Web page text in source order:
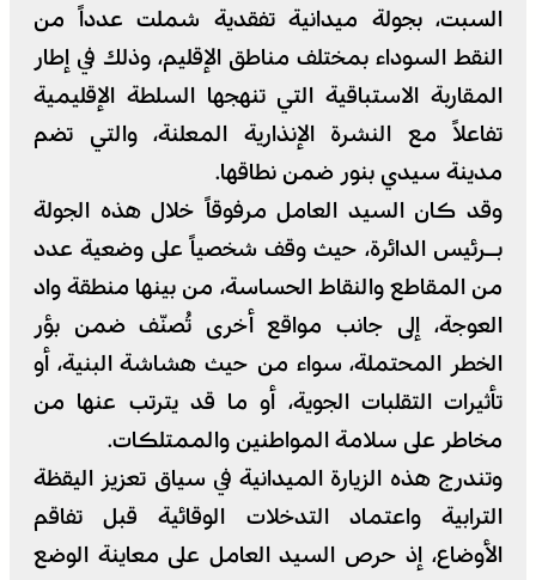
السبت، بجولة ميدانية تفقدية شملت عدداً من
النقط السوداء بمختلف مناطق الإقليم، وذلك في إطار
المقاربة الاستباقية التي تنهجها السلطة الإقليمية
تفاعلاً مع النشرة الإنذارية المعلنة، والتي تضم
مدينة سيدي بنور ضمن نطاقها.
وقد كان السيد العامل مرفوقاً خلال هذه الجولة
بـرئيس الدائرة، حيث وقف شخصياً على وضعية عدد
من المقاطع والنقاط الحساسة، من بينها منطقة واد
العوجة، إلى جانب مواقع أخرى تُصنّف ضمن بؤر
الخطر المحتملة، سواء من حيث هشاشة البنية، أو
تأثيرات التقلبات الجوية، أو ما قد يترتب عنها من
مخاطر على سلامة المواطنين والممتلكات.
وتندرج هذه الزيارة الميدانية في سياق تعزيز اليقظة
الترابية واعتماد التدخلات الوقائية قبل تفاقم
الأوضاع، إذ حرص السيد العامل على معاينة الوضع